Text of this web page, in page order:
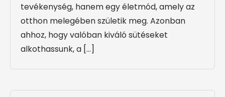
tevékenység, hanem egy életmód, amely az
otthon melegében születik meg. Azonban
ahhoz, hogy valóban kiváló sütéseket
alkothassunk, a […]